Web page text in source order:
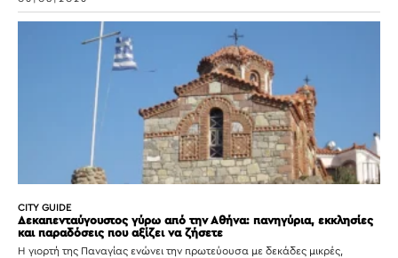
CITY GUIDE
Δεκαπενταύγουστος γύρω από την Αθήνα: πανηγύρια, εκκλησίες
και παραδόσεις που αξίζει να ζήσετε
Η γιορτή της Παναγίας ενώνει την πρωτεύουσα με δεκάδες μικρές,